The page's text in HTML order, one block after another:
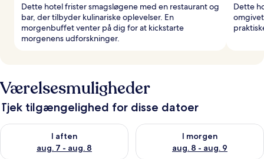
Dette hotel frister smagsløgene med en restaurant og
bar, der tilbyder kulinariske oplevelser. En
morgenbuffet venter på dig for at kickstarte
morgenens udforskninger.
Dette
Værelsesmuligheder
Tjek tilgængelighed for disse datoer
I aften
aug. 7 - aug. 8
Tjek tilgængelighed for i aften aug. 7 - aug. 8
I morgen
aug. 8 - aug. 9
Tjek tilgængelighed for i